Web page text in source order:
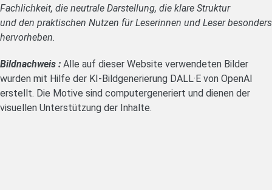
Fachlichkeit, die neutrale Darstellung, die klare Struktur
und den praktischen Nutzen für Leserinnen und Leser besonders
hervorheben.
Bildnachweis : Alle auf dieser Website verwendeten Bilder
wurden mit Hilfe der KI-Bildgenerierung DALL·E von OpenAI
erstellt. Die Motive sind computergeneriert und dienen der
visuellen Unterstützung der Inhalte.